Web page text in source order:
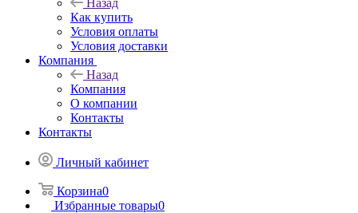
Назад
Как купить
Условия оплаты
Условия доставки
Компания
Назад
Компания
О компании
Контакты
Контакты
Личный кабинет
Корзина0
Избранные товары0